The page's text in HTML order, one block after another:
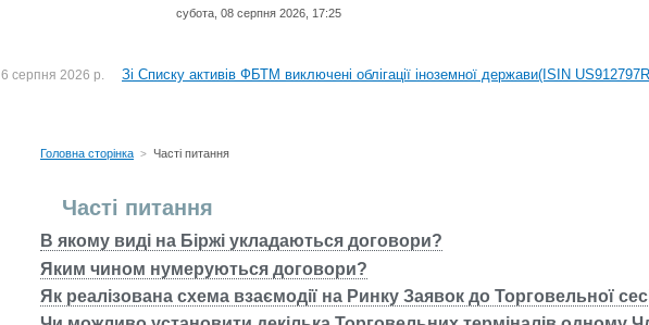
субота, 08 серпня 2026, 17:25
До Списку активів регульованого фондового ринку (РФР) включена
6 серпня 2026 р. Зі Списку активів ФБТМ виключені облігації іноземної держави(ISIN
5 серпня 2026 р. Зі списку активів РФР виключені Облігація внутрішніх державних позик
4 серпня 2026 р. До Списку активів регульованого фондового ринку (РФР) включена
6 серпня 2026 р. Зі Списку активів ФБТМ виключені облігації іноземної держави(ISIN
Головна сторінка > Часті питання
Часті питання
В якому виді на Біржі укладаються договори?
Яким чином нумеруються договори?
Як реалізована схема взаємодії на Ринку Заявок до Торговельної